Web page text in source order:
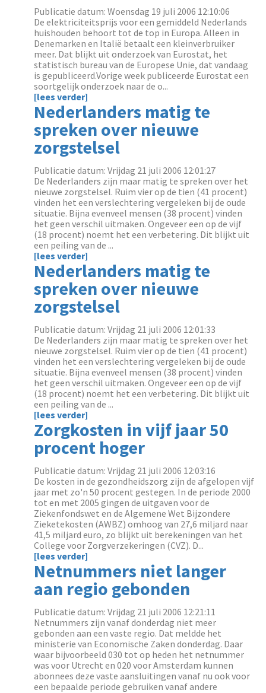
Publicatie datum: Woensdag 19 juli 2006 12:10:06
De elektriciteitsprijs voor een gemiddeld Nederlands
huishouden behoort tot de top in Europa. Alleen in
Denemarken en Italië betaalt een kleinverbruiker
meer. Dat blijkt uit onderzoek van Eurostat, het
statistisch bureau van de Europese Unie, dat vandaag
is gepubliceerd.Vorige week publiceerde Eurostat een
soortgelijk onderzoek naar de o...
[lees verder]
Nederlanders matig te
spreken over nieuwe
zorgstelsel
Publicatie datum: Vrijdag 21 juli 2006 12:01:27
De Nederlanders zijn maar matig te spreken over het
nieuwe zorgstelsel. Ruim vier op de tien (41 procent)
vinden het een verslechtering vergeleken bij de oude
situatie. Bijna evenveel mensen (38 procent) vinden
het geen verschil uitmaken. Ongeveer een op de vijf
(18 procent) noemt het een verbetering. Dit blijkt uit
een peiling van de ...
[lees verder]
Nederlanders matig te
spreken over nieuwe
zorgstelsel
Publicatie datum: Vrijdag 21 juli 2006 12:01:33
De Nederlanders zijn maar matig te spreken over het
nieuwe zorgstelsel. Ruim vier op de tien (41 procent)
vinden het een verslechtering vergeleken bij de oude
situatie. Bijna evenveel mensen (38 procent) vinden
het geen verschil uitmaken. Ongeveer een op de vijf
(18 procent) noemt het een verbetering. Dit blijkt uit
een peiling van de ...
[lees verder]
Zorgkosten in vijf jaar 50
procent hoger
Publicatie datum: Vrijdag 21 juli 2006 12:03:16
De kosten in de gezondheidszorg zijn de afgelopen vijf
jaar met zo'n 50 procent gestegen. In de periode 2000
tot en met 2005 gingen de uitgaven voor de
Ziekenfondswet en de Algemene Wet Bijzondere
Zieketekosten (AWBZ) omhoog van 27,6 miljard naar
41,5 miljard euro, zo blijkt uit berekeningen van het
College voor Zorgverzekeringen (CVZ). D...
[lees verder]
Netnummers niet langer
aan regio gebonden
Publicatie datum: Vrijdag 21 juli 2006 12:21:11
Netnummers zijn vanaf donderdag niet meer
gebonden aan een vaste regio. Dat meldde het
ministerie van Economische Zaken donderdag. Daar
waar bijvoorbeeld 030 tot op heden het netnummer
was voor Utrecht en 020 voor Amsterdam kunnen
abonnees deze vaste aansluitingen vanaf nu ook voor
een bepaalde periode gebruiken vanaf andere